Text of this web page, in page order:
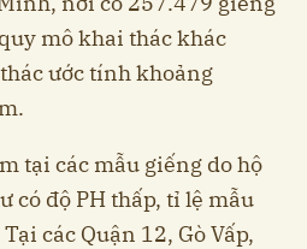
mô khai thác khác
ước tính khoảng
tại các mẫu giếng do hộ
có độ PH thấp, tỉ lệ mẫu
các Quận 12, Gò Vấp,